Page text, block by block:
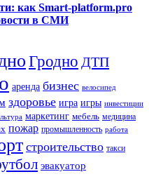
как Smart-platform.pro
в СМИ
Гродно ДТП
аренда бизнес велосипед
здоровье игра игры инвестиции
маркетинг мебель медицина
пожар промышленность работа
строительство такси
эвакуатор